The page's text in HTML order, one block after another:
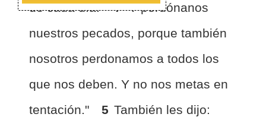
de cada día.
4 "Y perdónanos
nuestros pecados, porque también
nosotros perdonamos a todos los
que nos deben. Y no nos metas en
tentación."
5 También les dijo: